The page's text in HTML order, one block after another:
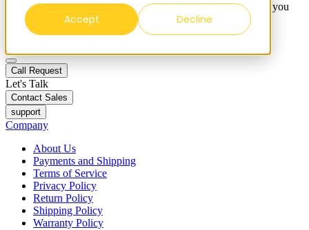
Accept Decline
✨ We have more than 50 Ukrainian employees. When you
purchase FieldBee products, you support Ukraine.
Call Request
Let's Talk
Contact Sales
support
Company
About Us
Payments and Shipping
Terms of Service
Privacy Policy
Return Policy
Shipping Policy
Warranty Policy